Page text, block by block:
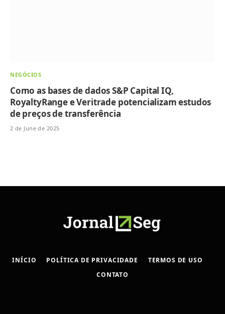
NEGÓCIOS
Como as bases de dados S&P Capital IQ,
RoyaltyRange e Veritrade potencializam estudos
de preços de transferência
2 de June de 2025
INÍCIO POLÍTICA DE PRIVACIDADE
TERMOS DE USO
CONTATO